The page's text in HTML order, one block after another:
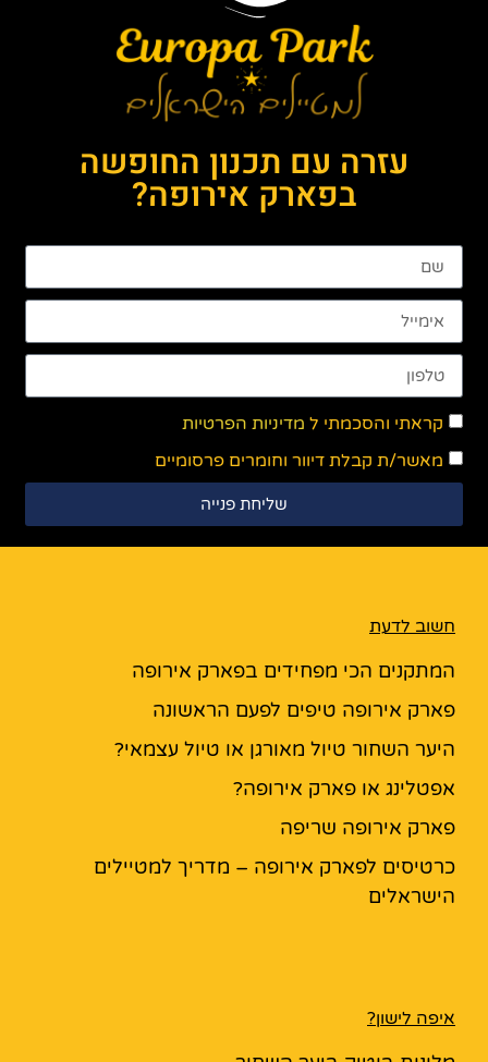
עזרה עם תכנון החופשה
בפארק אירופה?
קראתי והסכמתי ל מדיניות הפרטיות
מאשר/ת קבלת דיוור וחומרים פרסומיים
שליחת פנייה
חשוב לדעת
המתקנים הכי מפחידים בפארק אירופה
פארק אירופה טיפים לפעם הראשונה
היער השחור טיול מאורגן או טיול עצמאי?
אפטלינג או פארק אירופה?
פארק אירופה שריפה
כרטיסים לפארק אירופה – מדריך למטיילים
הישראלים
איפה לישון?